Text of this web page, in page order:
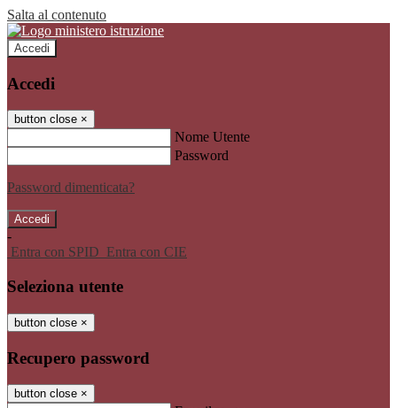
Salta al contenuto
Accedi
Accedi
button close ×
Nome Utente
Password
Password dimenticata?
-
Entra con SPID Entra con CIE
Seleziona utente
button close ×
Recupero password
button close ×